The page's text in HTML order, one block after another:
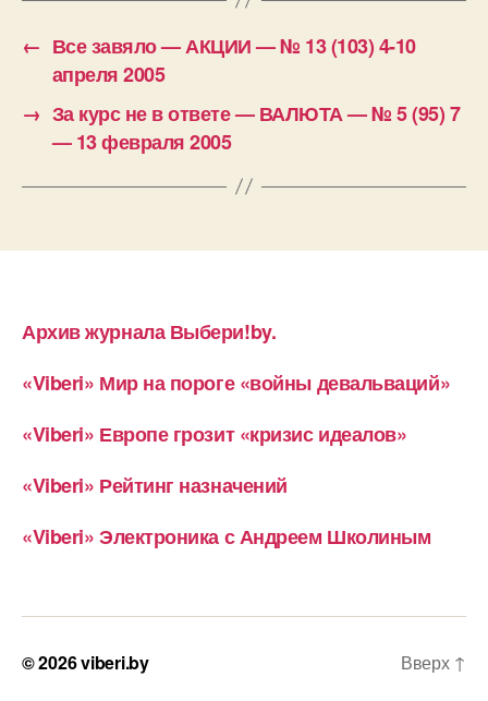
← Все завяло — АКЦИИ — № 13 (103) 4-10
апреля 2005
→ За курс не в ответе — ВАЛЮТА — № 5 (95) 7
— 13 февраля 2005
Архив журнала Выбери!by.
«Viberi» Мир на пороге «войны девальваций»
«Viberi» Европе грозит «кризис идеалов»
«Viberi» Рейтинг назначений
«Viberi» Электроника с Андреем Школиным
© 2026viberi.by Вверх ↑